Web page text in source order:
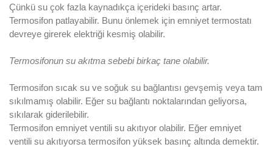
Çünkü su çok fazla kaynadıkça içerideki basınç artar.
Termosifon patlayabilir. Bunu önlemek için emniyet termostatı
devreye girerek elektriği kesmiş olabilir.
Termosifonun su akıtma sebebi birkaç tane olabilir.
Termosifon sıcak su ve soğuk su bağlantısı gevşemiş veya tam
sıkılmamış olabilir. Eğer su bağlantı noktalarından geliyorsa,
sıkılarak giderilebilir.
Termosifon emniyet ventili su akıtıyor olabilir. Eğer emniyet
ventili su akıtıyorsa termosifon yüksek basınç altında demektir.